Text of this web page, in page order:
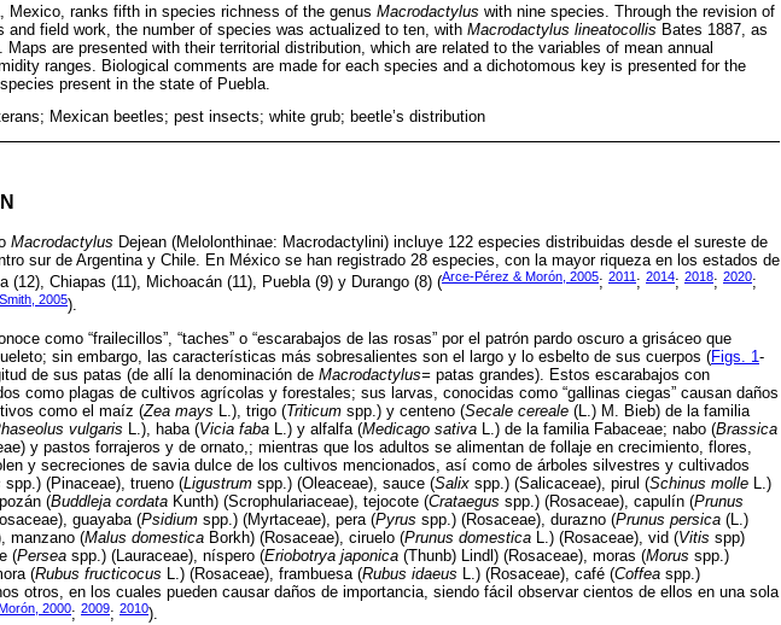
Mexico, ranks fifth in species richness of the genus Macrodactylus with nine species. Through the revision of
and field work, the number of species was actualized to ten, with Macrodactylus lineatocollis Bates 1887, as
Maps are presented with their territorial distribution, which are related to the variables of mean annual
ranges. Biological comments are made for each species and a dichotomous key is presented for the
present in the state of Puebla.
Mexican beetles; pest insects; white grub; beetle’s distribution
Macrodactylus Dejean (Melolonthinae: Macrodactylini) incluye 122 especies distribuidas desde el sureste de
sur de Argentina y Chile. En México se han registrado 28 especies, con la mayor riqueza en los estados de
(12), Chiapas (11), Michoacán (11), Puebla (9) y Durango (8) (Arce-Pérez & Morón, 2005; 2011 ; 2014; 2018; 2020;
2005).
como “frailecillos”, “taches” o “escarabajos de las rosas” por el patrón pardo oscuro a grisáceo que
sin embargo, las características más sobresalientes son el largo y lo esbelto de sus cuerpos (Figs. 1-
de sus patas (de allí la denominación de Macrodactylus= patas grandes). Estos escarabajos con
como plagas de cultivos agrícolas y forestales; sus larvas, conocidas como “gallinas ciegas” causan daños
como el maíz (Zea mays L.), trigo (Triticum spp.) y centeno (Secale cereale (L.) M. Bieb) de la familia
vulgaris L.), haba (Vicia faba L.) y alfalfa (Medicago sativa L.) de la familia Fabaceae; nabo (Brassica
y pastos forrajeros y de ornato,; mientras que los adultos se alimentan de follaje en crecimiento, flores,
y secreciones de savia dulce de los cultivos mencionados, así como de árboles silvestres y cultivados
spp.) (Pinaceae), trueno (Ligustrum spp.) (Oleaceae), sauce (Salix spp.) (Salicaceae), pirul (Schinus molle L.)
(Buddleja cordata Kunth) (Scrophulariaceae), tejocote (Crataegus spp.) (Rosaceae), capulín (Prunus
guayaba (Psidium spp.) (Myrtaceae), pera (Pyrus spp.) (Rosaceae), durazno (Prunus persica (L.)
manzano (Malus domestica Borkh) (Rosaceae), ciruelo (Prunus domestica L.) (Rosaceae), vid (Vitis spp)
(Persea spp.) (Lauraceae), níspero (Eriobotrya japonica (Thunb) Lindl) (Rosaceae), moras (Morus spp.)
(Rubus fructicocus L.) (Rosaceae), frambuesa (Rubus idaeus L.) (Rosaceae), café (Coffea spp.)
otros, en los cuales pueden causar daños de importancia, siendo fácil observar cientos de ellos en una sola
2000; 2009; 2010).